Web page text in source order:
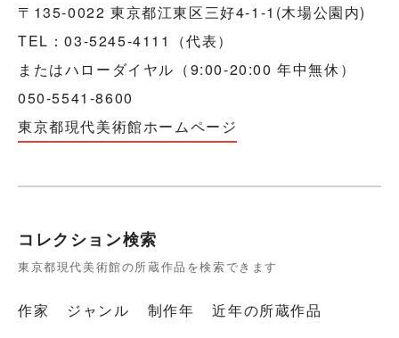
〒135-0022 東京都江東区三好4-1-1(木場公園内)
TEL：03-5245-4111（代表）
またはハローダイヤル（9:00-20:00 年中無休）
050-5541-8600
東京都現代美術館ホームページ
コレクション検索
東京都現代美術館の所蔵作品を検索できます
作家 ジャンル 制作年
近年の所蔵作品